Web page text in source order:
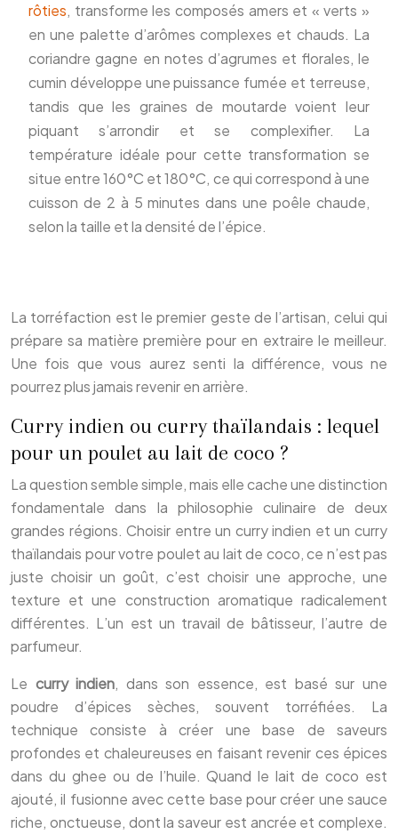
rôties, transforme les composés amers et « verts »
en une palette d’arômes complexes et chauds. La
coriandre gagne en notes d’agrumes et florales, le
cumin développe une puissance fumée et terreuse,
tandis que les graines de moutarde voient leur
piquant s’arrondir et se complexifier. La
température idéale pour cette transformation se
situe entre 160°C et 180°C, ce qui correspond à une
cuisson de 2 à 5 minutes dans une poêle chaude,
selon la taille et la densité de l’épice.
La torréfaction est le premier geste de l’artisan, celui qui
prépare sa matière première pour en extraire le meilleur.
Une fois que vous aurez senti la différence, vous ne
pourrez plus jamais revenir en arrière.
Curry indien ou curry thaïlandais : lequel
pour un poulet au lait de coco ?
La question semble simple, mais elle cache une distinction
fondamentale dans la philosophie culinaire de deux
grandes régions. Choisir entre un curry indien et un curry
thaïlandais pour votre poulet au lait de coco, ce n’est pas
juste choisir un goût, c’est choisir une approche, une
texture et une construction aromatique radicalement
différentes. L’un est un travail de bâtisseur, l’autre de
parfumeur.
Le curry indien, dans son essence, est basé sur une
poudre d’épices sèches, souvent torréfiées. La
technique consiste à créer une base de saveurs
profondes et chaleureuses en faisant revenir ces épices
dans du ghee ou de l’huile. Quand le lait de coco est
ajouté, il fusionne avec cette base pour créer une sauce
riche, onctueuse, dont la saveur est ancrée et complexe.